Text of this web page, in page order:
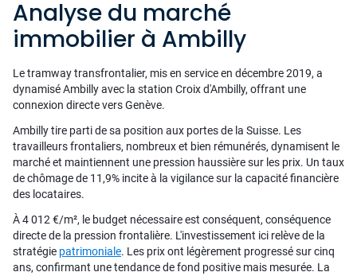
Analyse du marché
immobilier à Ambilly
Le tramway transfrontalier, mis en service en décembre 2019, a
dynamisé Ambilly avec la station Croix d'Ambilly, offrant une
connexion directe vers Genève.
Ambilly tire parti de sa position aux portes de la Suisse. Les
travailleurs frontaliers, nombreux et bien rémunérés, dynamisent le
marché et maintiennent une pression haussière sur les prix. Un taux
de chômage de 11,9% incite à la vigilance sur la capacité financière
des locataires.
À 4 012 €/m², le budget nécessaire est conséquent, conséquence
directe de la pression frontalière. L'investissement ici relève de la
stratégie patrimoniale. Les prix ont légèrement progressé sur cinq
ans, confirmant une tendance de fond positive mais mesurée. La